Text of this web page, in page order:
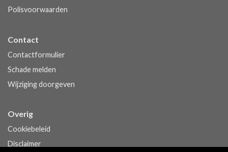
Polisvoorwaarden
Contact
Contactformulier
Schade melden
Wijziging doorgeven
Overig
Cookiebeleid
Disclaimer